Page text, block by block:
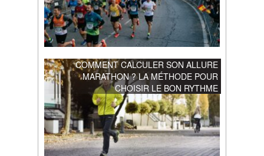
COMMENT CALCULER SON ALLURE
MARATHON ? LA MÉTHODE POUR
CHOISIR LE BON RYTHME